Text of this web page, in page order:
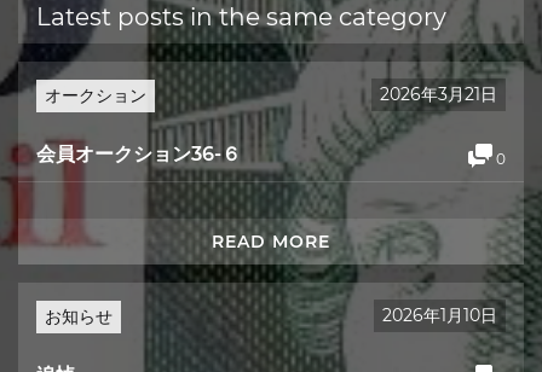
Latest posts in the same category
オークション 2026年3月21日
会員オークション36-６ 0
READ MORE
お知らせ 2026年1月10日